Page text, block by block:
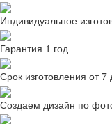
Индивидуальное
Гарантия 1 год
Срок изготовления от 7
Создаем дизайн по